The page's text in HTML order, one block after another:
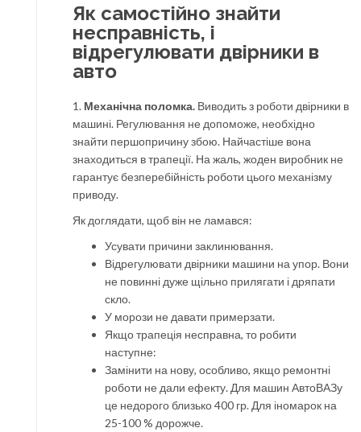
Як самостійно знайти
несправність, і
відрегулювати двірники в
авто
1. Механічна поломка. Виводить з роботи двірники в
машині. Регулювання не допоможе, необхідно
знайти першопричину збою. Найчастіше вона
знаходиться в трапеції. На жаль, жоден виробник не
гарантує безперебійність роботи цього механізму
приводу.
Як доглядати, щоб він не ламався:
Усувати причини заклинювання.
Відрегулювати двірники машини на упор. Вони
не повинні дуже щільно прилягати і дряпати
скло.
У морози не давати примерзати.
Якщо трапеція несправна, то робити
наступне:
Замінити на нову, особливо, якщо ремонтні
роботи не дали ефекту. Для машин АвтоВАЗу
це недорого близько 400 гр. Для іномарок на
25-100 % дорожче.